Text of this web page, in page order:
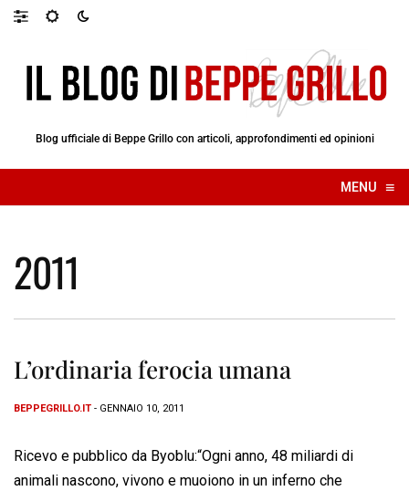
Blog ufficiale di Beppe Grillo con articoli, approfondimenti ed opinioni
MENU ≡
☰
2011
L’ordinaria ferocia umana
BEPPEGRILLO.IT - GENNAIO 10, 2011
Ricevo e pubblico da Byoblu:“Ogni anno, 48 miliardi di
animali nascono, vivono e muoiono in un inferno che